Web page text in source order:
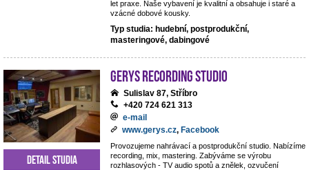
let praxe. Naše vybavení je kvalitní a obsahuje i staré a
vzácné dobové kousky.
Typ studia: hudební, postprodukční,
masteringové, dabingové
Gerys Recording Studio
Sulislav 87, Stříbro
+420 724 621 313
e-mail
www.gerys.cz, Facebook
Provozujeme nahrávací a postprodukční studio. Nabízíme
recording, mix, mastering. Zabýváme se výrobu
rozhlasových - TV audio spotů a znělek, ozvučení
Detail studia